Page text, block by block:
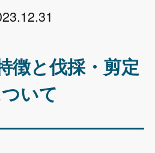
徴と伐採・剪定
いて